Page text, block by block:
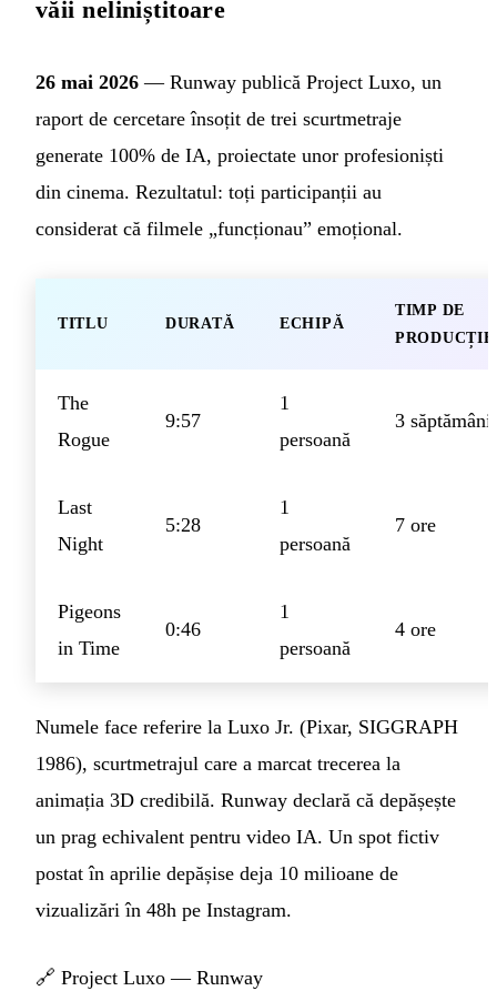
văii neliniștitoare
26 mai 2026 — Runway publică Project Luxo, un
raport de cercetare însoțit de trei scurtmetraje
generate 100% de IA, proiectate unor profesioniști
din cinema. Rezultatul: toți participanții au
considerat că filmele „funcționau” emoțional.
TITLU DURATĂ ECHIPĂ
TIMP DE
PRODUCȚIE
The
Rogue
9:57
1
persoană
3 săptămâni
Last
Night
5:28
1
persoană
7 ore
Pigeons
in Time
0:46
1
persoană
4 ore
Numele face referire la Luxo Jr. (Pixar, SIGGRAPH
1986), scurtmetrajul care a marcat trecerea la
animația 3D credibilă. Runway declară că depășește
un prag echivalent pentru video IA. Un spot fictiv
postat în aprilie depășise deja 10 milioane de
vizualizări în 48h pe Instagram.
🔗 Project Luxo — Runway